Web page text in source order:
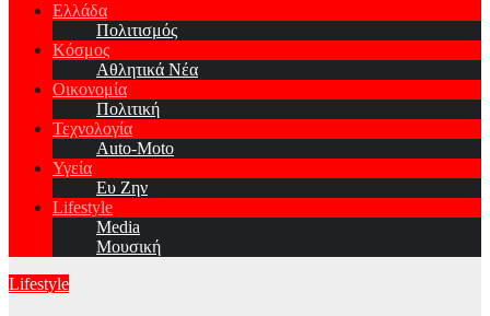
Ελλάδα
Πολιτισμός
Κόσμος
Αθλητικά Νέα
Οικονομία
Πολιτική
Τεχνολογία
Auto-Moto
Υγεία
Ευ Ζην
Lifestyle
Media
Μουσική
Lifestyle